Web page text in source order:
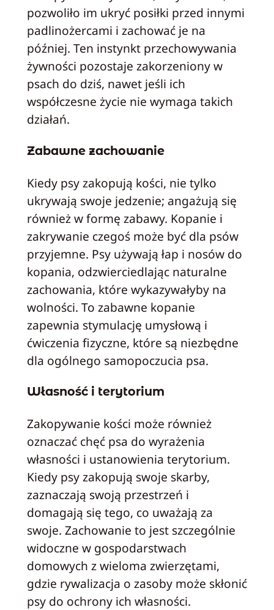
pozwoliło im ukryć posiłki przed innymi
padlinożercami i zachować je na
później. Ten instynkt przechowywania
żywności pozostaje zakorzeniony w
psach do dziś, nawet jeśli ich
współczesne życie nie wymaga takich
działań.
Zabawne zachowanie
Kiedy psy zakopują kości, nie tylko
ukrywają swoje jedzenie; angażują się
również w formę zabawy. Kopanie i
zakrywanie czegoś może być dla psów
przyjemne. Psy używają łap i nosów do
kopania, odzwierciedlając naturalne
zachowania, które wykazywałyby na
wolności. To zabawne kopanie
zapewnia stymulację umysłową i
ćwiczenia fizyczne, które są niezbędne
dla ogólnego samopoczucia psa.
Własność i terytorium
Zakopywanie kości może również
oznaczać chęć psa do wyrażenia
własności i ustanowienia terytorium.
Kiedy psy zakopują swoje skarby,
zaznaczają swoją przestrzeń i
domagają się tego, co uważają za
swoje. Zachowanie to jest szczególnie
widoczne w gospodarstwach
domowych z wieloma zwierzętami,
gdzie rywalizacja o zasoby może skłonić
psy do ochrony ich własności.